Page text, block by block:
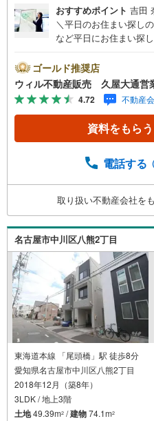
おすすめポイント 吉田
＼平日のお住まい探し
など平日にお住まい探
時まで”毎日”営業して
業時間外でのご内覧も
も気になる物件がある
有されているので、名
もご内覧が可能です
所】◎地下鉄東山線「
ズスペースあり◎営業
軽にご連絡下さい！現
を見学する（無料）」
ただけますとスムーズ
ゴールド推奨店
ウィル不動産販売 久屋大通営
4.72 不動産
資料をもらう
電話する
取り扱い不動産会社を
名古屋市中川区八熊2丁目
東海道本線 「尾頭橋」駅 徒歩8分
愛知県名古屋市中川区八熊2丁目
2018年12月（築8年）
3LDK / 地上3階
土地49.39m2 /建物74.1m2